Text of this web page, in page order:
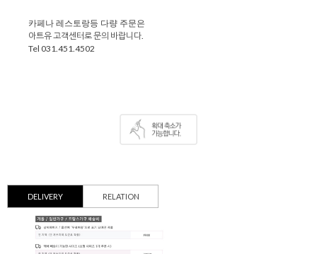
카페나 레스토랑등 다량 주문은
아트유 고객센터로 문의 바랍니다.
Tel 031.451.4502
DELIVERY RELATION